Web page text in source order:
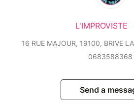
L'IMPROVISTE
16 RUE MAJOUR, 19100, BRIVE
0683588368
Send a